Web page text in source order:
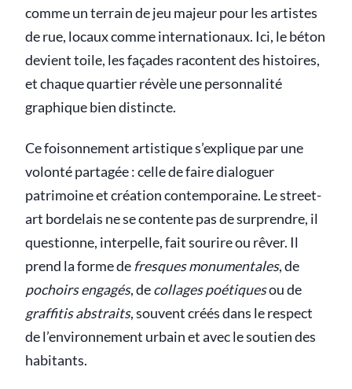
comme un terrain de jeu majeur pour les artistes
de rue, locaux comme internationaux. Ici, le béton
devient toile, les façades racontent des histoires,
et chaque quartier révèle une personnalité
graphique bien distincte.
Ce foisonnement artistique s’explique par une
volonté partagée : celle de faire dialoguer
patrimoine et création contemporaine. Le street-
art bordelais ne se contente pas de surprendre, il
questionne, interpelle, fait sourire ou rêver. Il
prend la forme de fresques monumentales, de
pochoirs engagés, decollages poétiquesou de
graffitis abstraits, souvent créés dans le respect
de l’environnement urbain et avec le soutien des
habitants.